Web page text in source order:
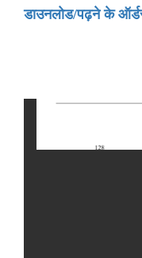
डाउनलोड/पढ़ने के